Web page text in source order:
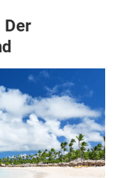
Der